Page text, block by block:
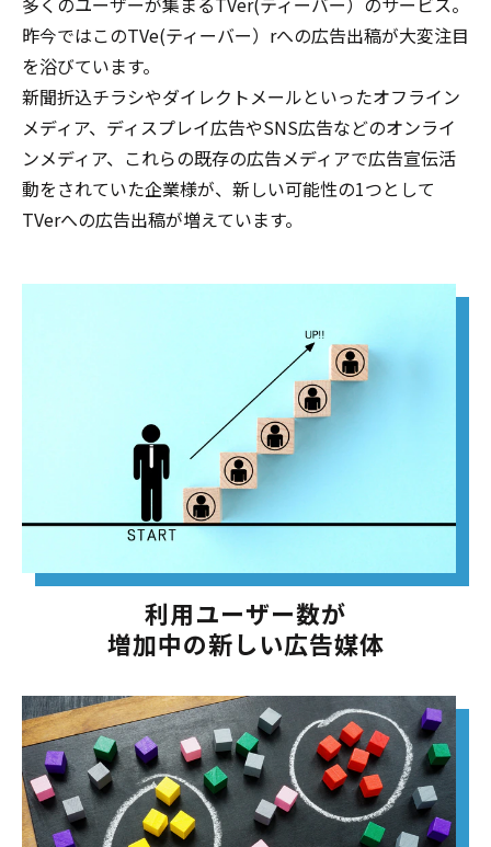
昨今ではこのTVe(ティーバー）rへの広告出稿が大変注目
を浴びています。
新聞折込チラシやダイレクトメールといったオフライン
メディア、ディスプレイ広告やSNS広告などのオンライ
ンメディア、これらの既存の広告メディアで広告宣伝活
動をされていた企業様が、新しい可能性の1つとして
TVerへの広告出稿が増えています。
利用ユーザー数が
増加中の新しい広告媒体